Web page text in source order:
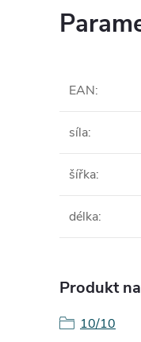
EAN:
síla:
šířka:
délka:
Produkt
10/10